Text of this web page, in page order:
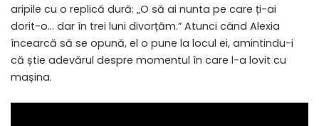
aripile cu o replică dură: „O să ai nunta pe care ți-ai
dorit-o… dar în trei luni divorțăm.” Atunci când Alexia
încearcă să se opună, el o pune la locul ei, amintindu-i
că știe adevărul despre momentul în care l-a lovit cu
mașina.